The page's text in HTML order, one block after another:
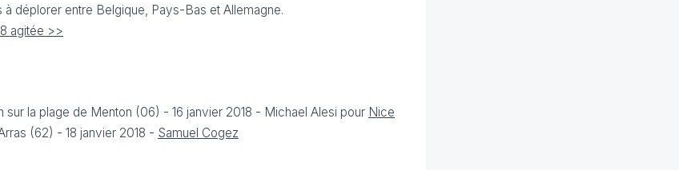
déplorer entre Belgique, Pays-Bas et Allemagne.
agitée >>
sur la plage de Menton (06) - 16 janvier 2018 - Michael Alesi pour Nice
(62) - 18 janvier 2018 - Samuel Cogez